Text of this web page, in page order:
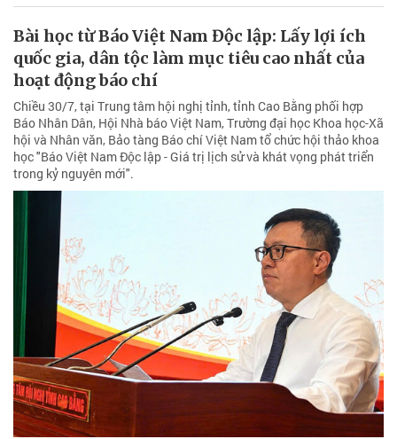
Bài học từ Báo Việt Nam Độc lập: Lấy lợi ích
quốc gia, dân tộc làm mục tiêu cao nhất của
hoạt động báo chí
Chiều 30/7, tại Trung tâm hội nghị tỉnh, tỉnh Cao Bằng phối hợp
Báo Nhân Dân, Hội Nhà báo Việt Nam, Trường đại học Khoa học-Xã
hội và Nhân văn, Bảo tàng Báo chí Việt Nam tổ chức hội thảo khoa
học "Báo Việt Nam Độc lập - Giá trị lịch sử và khát vọng phát triển
trong kỷ nguyên mới".